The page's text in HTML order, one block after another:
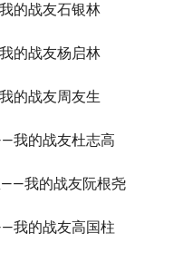
的战友石银林
的战友杨启林
的战友周友生
我的战友杜志高
——我的战友阮根尧
我的战友高国柱